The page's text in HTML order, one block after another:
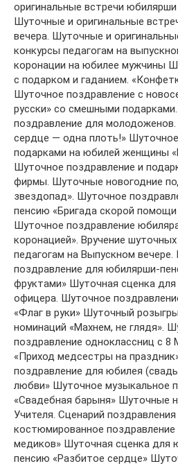
оригинальные встречи юбилярши
Шуточные и оригинальные
вечера. Шуточные и
конкурсы педагогам на
коронации на юбилее мужчины
с подарком и гаданием.
Шуточное поздравление с
русски» со смешными
поздравление для
сердце — одна плоть!»
подарками на юбилей женщины
Шуточное поздравление и
фирмы. Шуточные новогодние
звездопад». Шуточное
пенсию «Бригада скорой
Шуточное поздравление
коронацией». Вручение
педагогам на Выпускном
поздравление для юбилярши-
фруктами» Шуточная сценка для
офицера. Шуточное
«Флаг в руки» Шуточный
номинаций «Махнем, не глядя».
поздравление одноклассниц с
«Приход медсестры на
поздравление для юбилея
любви» Шуточное музыкальное
«Свадебная барыня» Шуточные
Учителя. Сценарий
костюмированное
медиков» Шуточная сценка для
пенсию «Разбитое сердце»